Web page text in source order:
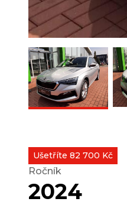
Ušetříte 82 700 Kč
Ročník
2024